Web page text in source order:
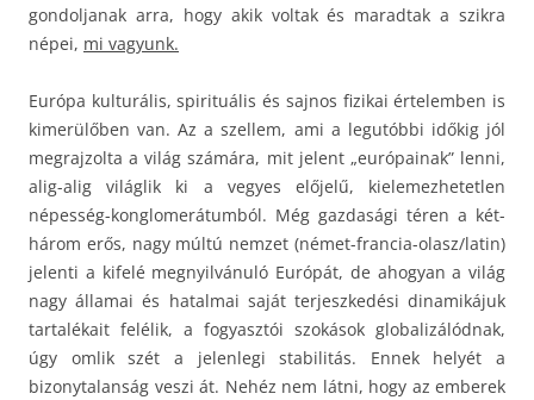
gondoljanak arra, hogy akik voltak és maradtak a szikra
népei, mi vagyunk.
Európa kulturális, spirituális és sajnos fizikai értelemben is
kimerülőben van. Az a szellem, ami a legutóbbi időkig jól
megrajzolta a világ számára, mit jelent „európainak” lenni,
alig-alig világlik ki a vegyes előjelű, kielemezhetetlen
népesség-konglomerátumból. Még gazdasági téren a két-
három erős, nagy múltú nemzet (német-francia-olasz/latin)
jelenti a kifelé megnyilvánuló Európát, de ahogyan a világ
nagy államai és hatalmai saját terjeszkedési dinamikájuk
tartalékait felélik, a fogyasztói szokások globalizálódnak,
úgy omlik szét a jelenlegi stabilitás. Ennek helyét a
bizonytalanság veszi át. Nehéz nem látni, hogy az emberek